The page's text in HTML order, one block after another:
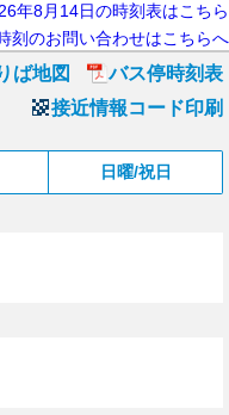
年8月14日の時刻表はこちら
刻のお問い合わせはこちらへ
ば地図
バス停時刻表
接近情報コード印刷
日曜/祝日